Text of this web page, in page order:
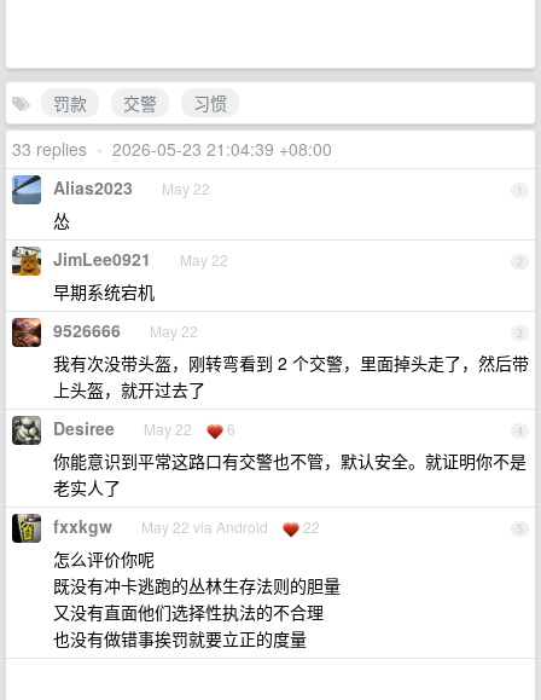
罚款 交警
习惯
33 replies • 2026-05-23 21:04:39 +08:00
1
Alias2023 May 22
怂
2
JimLee0921 May 22
早期系统宕机
3
9526666 May 22
我有次没带头盔，刚转弯看到 2 个交警，里面掉头走了，然后带
上头盔，就开过去了
4
Desiree May 22 6
你能意识到平常这路口有交警也不管，默认安全。就证明你不是
老实人了
5
fxxkgw May 22 via Android 22
怎么评价你呢
既没有冲卡逃跑的丛林生存法则的胆量
又没有直面他们选择性执法的不合理
也没有做错事挨罚就要立正的度量